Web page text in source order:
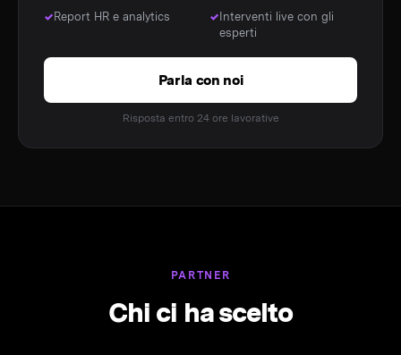
Report HR e analytics
Interventi live con gli
esperti
Parla con noi
Risposta entro 24 ore lavorative
PARTNER
Chi ci ha scelto